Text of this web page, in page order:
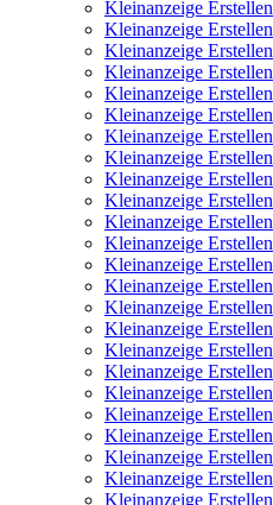
Kleinanzeige Erstellen
Kleinanzeige Erstellen
Kleinanzeige Erstellen
Kleinanzeige Erstellen
Kleinanzeige Erstellen
Kleinanzeige Erstellen
Kleinanzeige Erstellen
Kleinanzeige Erstellen
Kleinanzeige Erstellen
Kleinanzeige Erstellen
Kleinanzeige Erstellen
Kleinanzeige Erstellen
Kleinanzeige Erstellen
Kleinanzeige Erstellen
Kleinanzeige Erstellen
Kleinanzeige Erstellen
Kleinanzeige Erstellen
Kleinanzeige Erstellen
Kleinanzeige Erstellen
Kleinanzeige Erstellen
Kleinanzeige Erstellen
Kleinanzeige Erstellen
Kleinanzeige Erstellen
Kleinanzeige Erstellen